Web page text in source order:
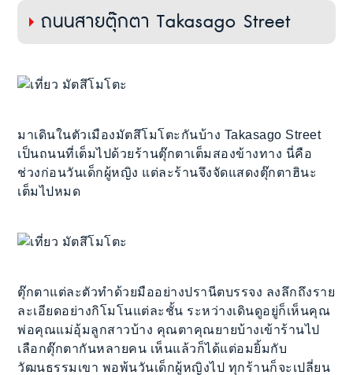
ถนนสายตุ๊กตา Takasago Street
มาเดินในตัวเมืองมัตสึโมโตะกันบ้าง Takasago Street
เป็นถนนที่เต็มไปด้วยร้านตุ๊กตาเต็มสองข้างทาง นี่คือ
ช่วงก่อนวันเด็กผู้หญิง แต่ละร้านจึงจัดแสดงตุ๊กตาฮินะ
เต็มไปหมด
ตุ๊กตาแต่ละตัวทำด้วยมืออย่างปรานีตบรรจง ลงลึกถึงราย
ละเอียดอย่างกิโมโนแต่ละชั้น ระหว่างเดินดูอยู่ก็เห็นคุณ
พ่อคุณแม่อุ้มลูกสาวบ้าง คุณตาคุณยายบ้างเข้าร้านไป
เลือกตุ๊กตากันหลายคน เห็นแล้วก็ได้แต่อมยิ้มกับ
วัฒนธรรมเขา พอพ้นวันเด็กผู้หญิงไป ทุกร้านก็จะเปลี่ยน